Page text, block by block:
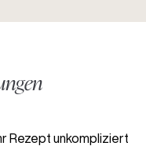
Rezept unkompliziert